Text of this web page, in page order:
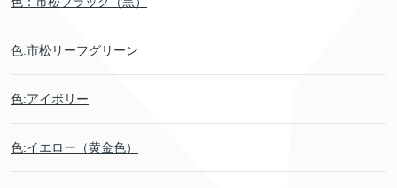
色:市松リーフグリーン
色:アイボリー
色:イエロー（黄金色）